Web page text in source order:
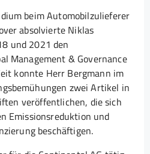
beim Automobilzulieferer
absolvierte Niklas
und 2021 den
Management & Governance
konnte Herr Bergmann im
zwei Artikel in
veröffentlichen, die sich
Emissionsreduktion und
beschäftigen.